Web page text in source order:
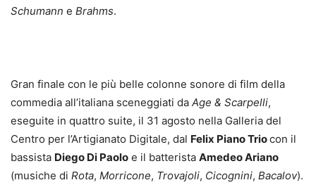
Schumann e Brahms.
Gran finale con le più belle colonne sonore di film della
commedia all’italiana sceneggiati da Age & Scarpelli,
eseguite in quattro suite, il 31 agosto nella Galleria del
Centro per l’Artigianato Digitale, dal Felix Piano Triocon il
bassista Diego Di Paolo e il batterista Amedeo Ariano
(musiche di Rota, Morricone, Trovajoli, Cicognini, Bacalov).